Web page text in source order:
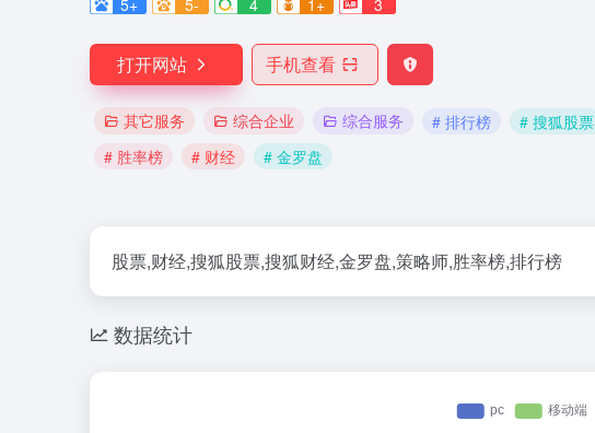
5+ 5- 4 1+ 3
打开网站 手机查看
其它服务 综合企业 综合服务 # 排行榜 # 搜狐股票
# 胜率榜
# 财经 # 金罗盘
股票,财经,搜狐股票,搜狐财经,金罗盘,策略师,胜率榜,排行榜
数据统计